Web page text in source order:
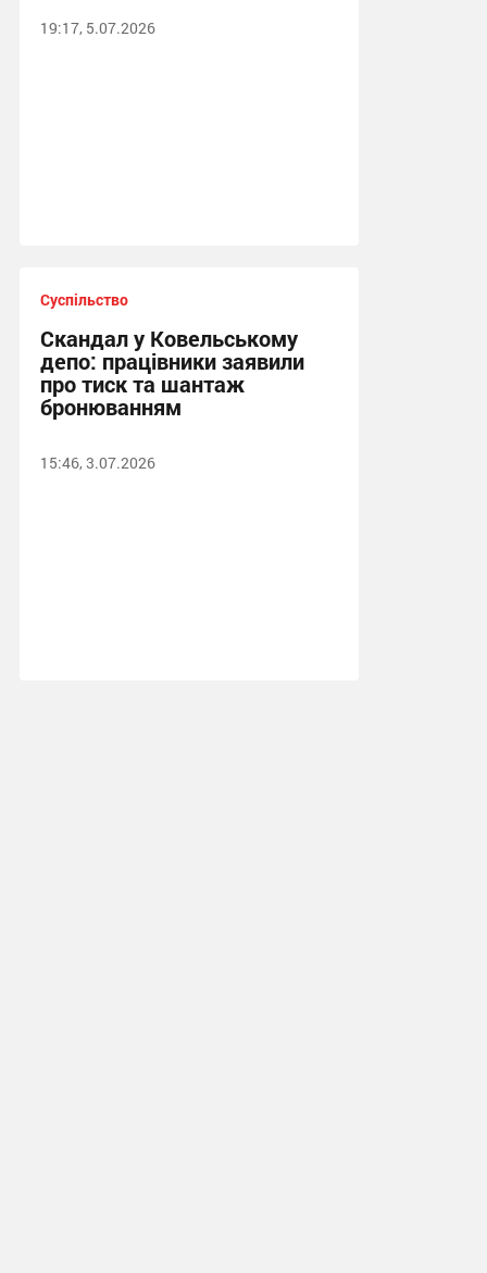
19:17, 5.07.2026
Суспільство
Скандал у Ковельському
депо: працівники заявили
про тиск та шантаж
бронюванням
15:46, 3.07.2026